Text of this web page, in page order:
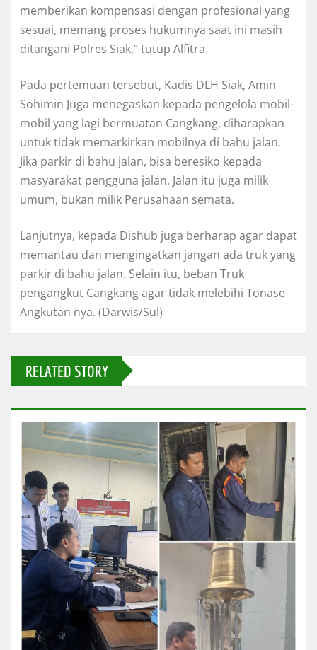
memberikan kompensasi dengan profesional yang
sesuai, memang proses hukumnya saat ini masih
ditangani Polres Siak,” tutup Alfitra.
Pada pertemuan tersebut, Kadis DLH Siak, Amin
Sohimin Juga menegaskan kepada pengelola mobil-
mobil yang lagi bermuatan Cangkang, diharapkan
untuk tidak memarkirkan mobilnya di bahu jalan.
Jika parkir di bahu jalan, bisa beresiko kepada
masyarakat pengguna jalan. Jalan itu juga milik
umum, bukan milik Perusahaan semata.
Lanjutnya, kepada Dishub juga berharap agar dapat
memantau dan mengingatkan jangan ada truk yang
parkir di bahu jalan. Selain itu, beban Truk
pengangkut Cangkang agar tidak melebihi Tonase
Angkutan nya. (Darwis/Sul)
RELATED STORY